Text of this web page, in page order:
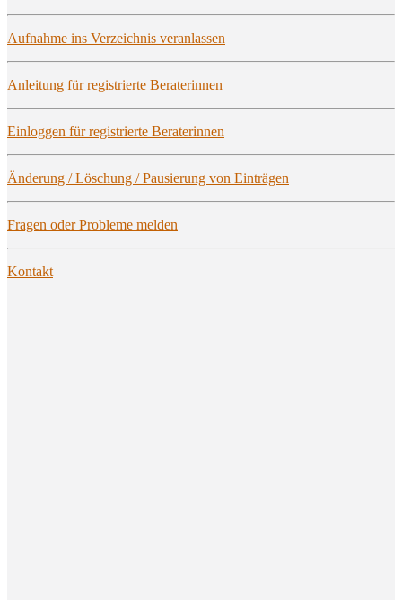
Auf­nah­me ins Ver­zeich­nis veranlassen
Anlei­tung für regis­trier­te Beraterinnen
Ein­log­gen für regis­trier­te Beraterinnen
Ände­rung / Löschung / Pau­sie­rung von Einträgen
Fra­gen oder Pro­ble­me melden
Kon­takt